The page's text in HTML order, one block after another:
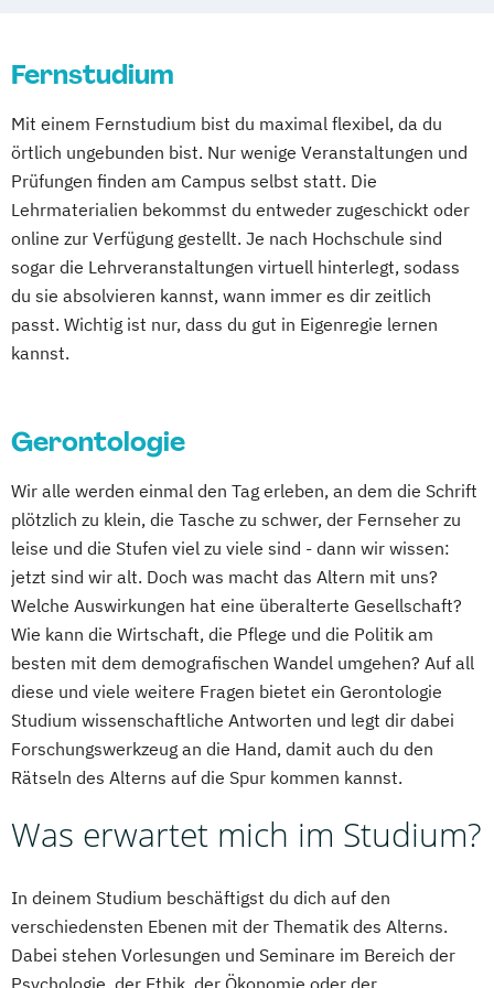
Soziale Arbeit im Online-Abendstudium
Fernstudium
Mit einem Fernstudium bist du maximal flexibel, da du
örtlich ungebunden bist. Nur wenige Veranstaltungen und
Prüfungen finden am Campus selbst statt. Die
Lehrmaterialien bekommst du entweder zugeschickt oder
online zur Verfügung gestellt. Je nach Hochschule sind
sogar die Lehrveranstaltungen virtuell hinterlegt, sodass
du sie absolvieren kannst, wann immer es dir zeitlich
passt. Wichtig ist nur, dass du gut in Eigenregie lernen
kannst.
Gerontologie
Wir alle werden einmal den Tag erleben, an dem die Schrift
plötzlich zu klein, die Tasche zu schwer, der Fernseher zu
leise und die Stufen viel zu viele sind - dann wir wissen:
jetzt sind wir alt. Doch was macht das Altern mit uns?
Welche Auswirkungen hat eine überalterte Gesellschaft?
Wie kann die Wirtschaft, die Pflege und die Politik am
besten mit dem demografischen Wandel umgehen? Auf all
diese und viele weitere Fragen bietet ein Gerontologie
Studium wissenschaftliche Antworten und legt dir dabei
Forschungswerkzeug an die Hand, damit auch du den
Rätseln des Alterns auf die Spur kommen kannst.
Was erwartet mich im Studium?
In deinem Studium beschäftigst du dich auf den
verschiedensten Ebenen mit der Thematik des Alterns.
Dabei stehen Vorlesungen und Seminare im Bereich der
Psychologie, der Ethik, der Ökonomie oder der